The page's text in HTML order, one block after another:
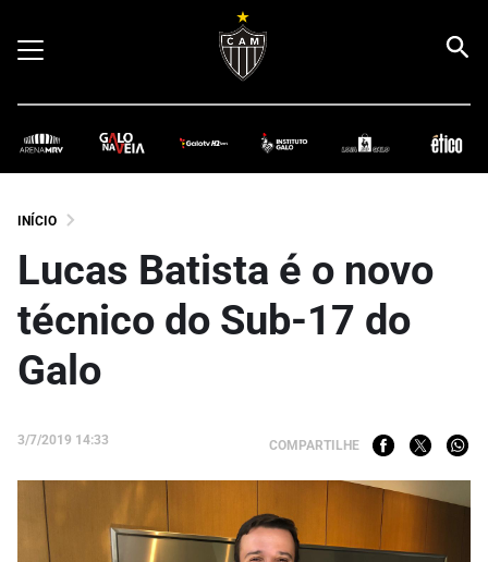
INÍCIO
Lucas Batista é o novo
técnico do Sub-17 do
Galo
3/7/2019 14:33 COMPARTILHE